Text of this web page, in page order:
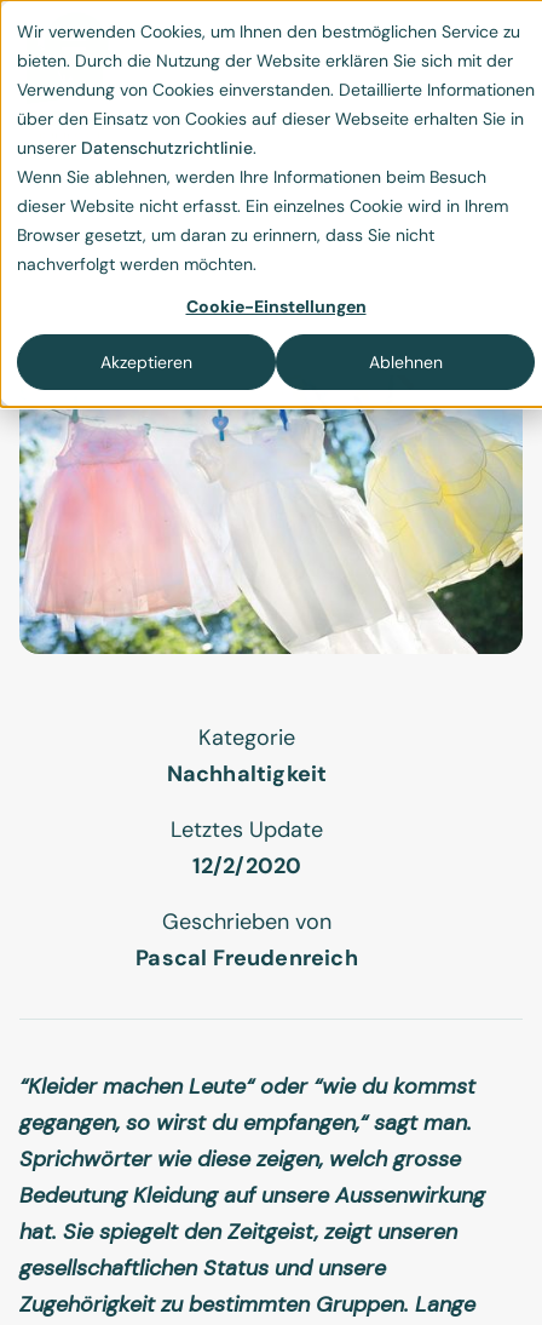
Wir verwenden Cookies, um Ihnen den bestmöglichen Service zu
bieten. Durch die Nutzung der Website erklären Sie sich mit der
Verwendung von Cookies einverstanden. Detaillierte Informationen
über den Einsatz von Cookies auf dieser Webseite erhalten Sie in
unserer Datenschutzrichtlinie.
Wenn Sie ablehnen, werden Ihre Informationen beim Besuch
dieser Website nicht erfasst. Ein einzelnes Cookie wird in Ihrem
Browser gesetzt, um daran zu erinnern, dass Sie nicht
nachverfolgt werden möchten.
Cookie-Einstellungen
Akzeptieren Ablehnen
Kleider und der CO2-
Fussabdruck
Der CO2-Fussabdruck von Kleider
Kategorie
Nachhaltigkeit
Letztes Update
12/2/2020
Geschrieben von
Pascal Freudenreich
“Kleider machen Leute“ oder “wie du kommst
gegangen, so wirst du empfangen,“ sagt man.
Sprichwörter wie diese zeigen, welch grosse
Bedeutung Kleidung auf unsere Aussenwirkung
hat. Sie spiegelt den Zeitgeist, zeigt unseren
gesellschaftlichen Status und unsere
Zugehörigkeit zu bestimmten Gruppen. Lange